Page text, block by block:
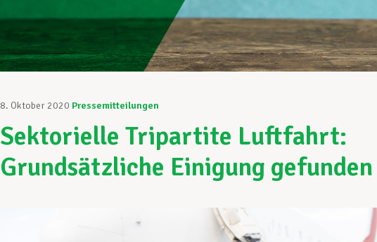
8. Oktober 2020 Pressemitteilungen
Sektorielle Tripartite Luftfahrt:
Grundsätzliche Einigung gefunden